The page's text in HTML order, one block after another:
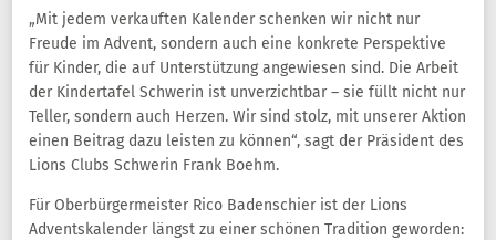
„Mit jedem verkauften Kalender schenken wir nicht nur
Freude im Advent, sondern auch eine konkrete Perspektive
für Kinder, die auf Unterstützung angewiesen sind. Die Arbeit
der Kindertafel Schwerin ist unverzichtbar – sie füllt nicht nur
Teller, sondern auch Herzen. Wir sind stolz, mit unserer Aktion
einen Beitrag dazu leisten zu können“, sagt der Präsident des
Lions Clubs Schwerin Frank Boehm.
Für Oberbürgermeister Rico Badenschier ist der Lions
Adventskalender längst zu einer schönen Tradition geworden: